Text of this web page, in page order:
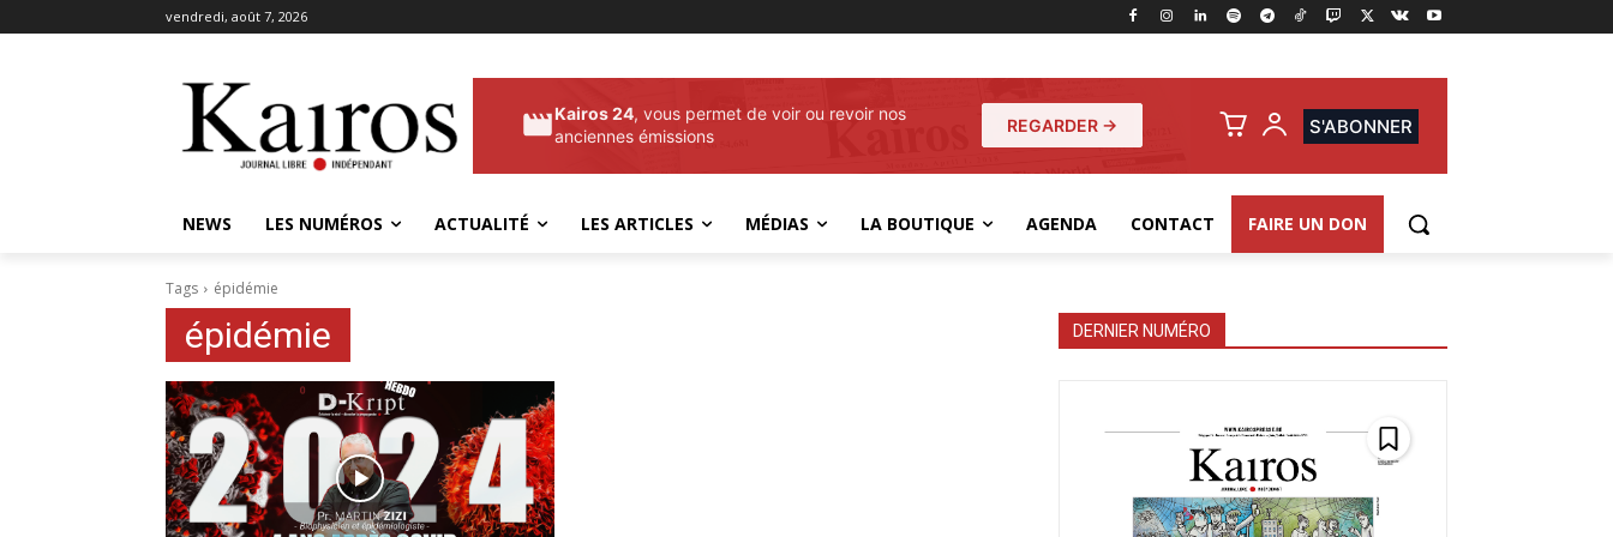
vendredi, août 7, 2026
Kairos 24, vous permet de voir ou revoir nos
anciennes émissions
REGARDER → S'ABONNER
NEWS LES NUMÉROS ACTUALITÉ LES ARTICLES MÉDIAS LA BOUTIQUE AGENDA CONTACT FAIRE UN DON
Tags épidémie
épidémie DERNIER NUMÉRO